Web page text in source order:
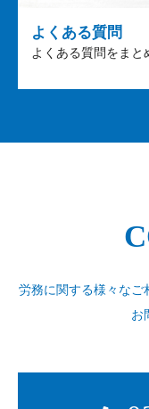
よくある質問
よくある質問をまと
労務に関する様々なご
お